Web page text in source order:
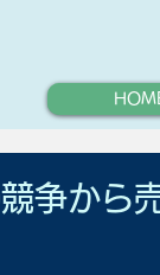
争から